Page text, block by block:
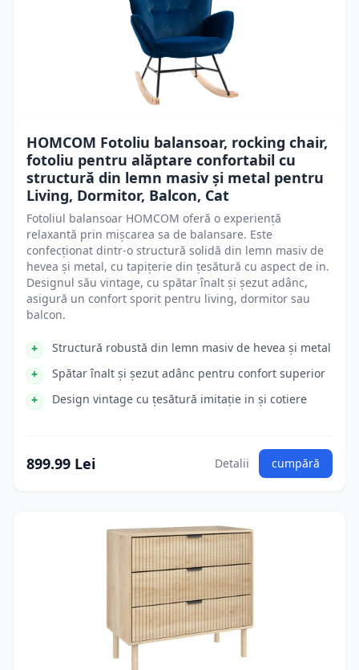
HOMCOM Fotoliu balansoar, rocking chair,
fotoliu pentru alăptare confortabil cu
structură din lemn masiv și metal pentru
Living, Dormitor, Balcon, Cat
Fotoliul balansoar HOMCOM oferă o experiență
relaxantă prin mișcarea sa de balansare. Este
confecționat dintr-o structură solidă din lemn masiv de
hevea și metal, cu tapițerie din țesătură cu aspect de in.
Designul său vintage, cu spătar înalt și șezut adânc,
asigură un confort sporit pentru living, dormitor sau
balcon.
Structură robustă din lemn masiv de hevea și metal
Spătar înalt și șezut adânc pentru confort superior
Design vintage cu țesătură imitație in și cotiere
899.99 Lei Detalii cumpără